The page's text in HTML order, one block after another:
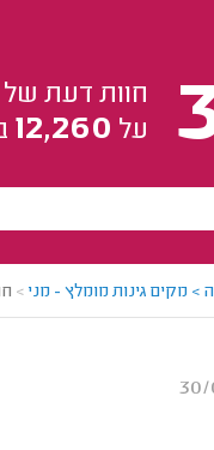
חוות דעת של
על 12,260
> מקים גינות מומלץ - מני >